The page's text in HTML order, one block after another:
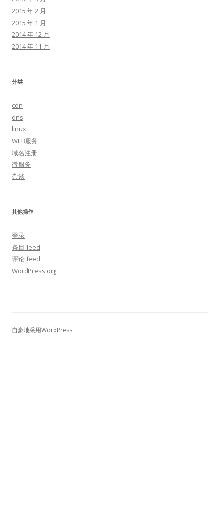
2015 年 2 月
2015 年 1 月
2014 年 12 月
2014 年 11 月
分类
cdn
dns
linux
WEB服务
域名注册
微服务
杂谈
其他操作
登录
条目 feed
评论 feed
WordPress.org
自豪地采用WordPress